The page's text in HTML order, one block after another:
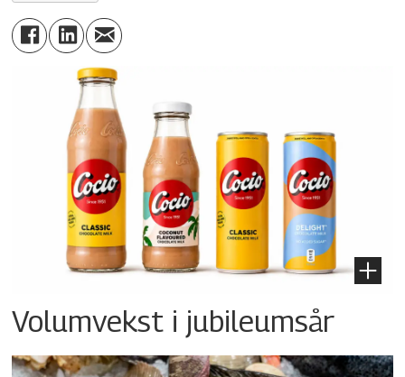
Volumvekst i jubileumsår